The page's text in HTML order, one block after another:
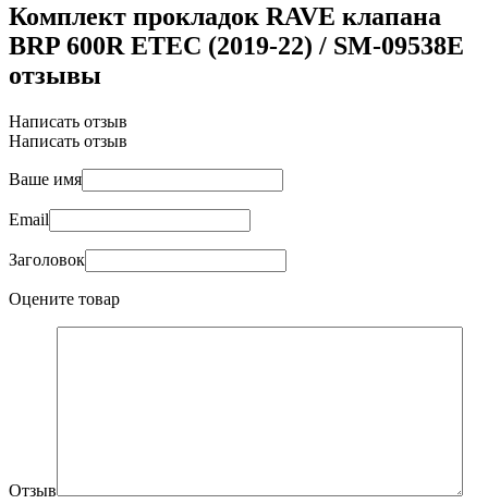
Комплект прокладок RAVE клапана
BRP 600R ETEC (2019-22) / SM-09538E
отзывы
Написать отзыв
Написать отзыв
Ваше имя
Email
Заголовок
Оцените товар
Отзыв